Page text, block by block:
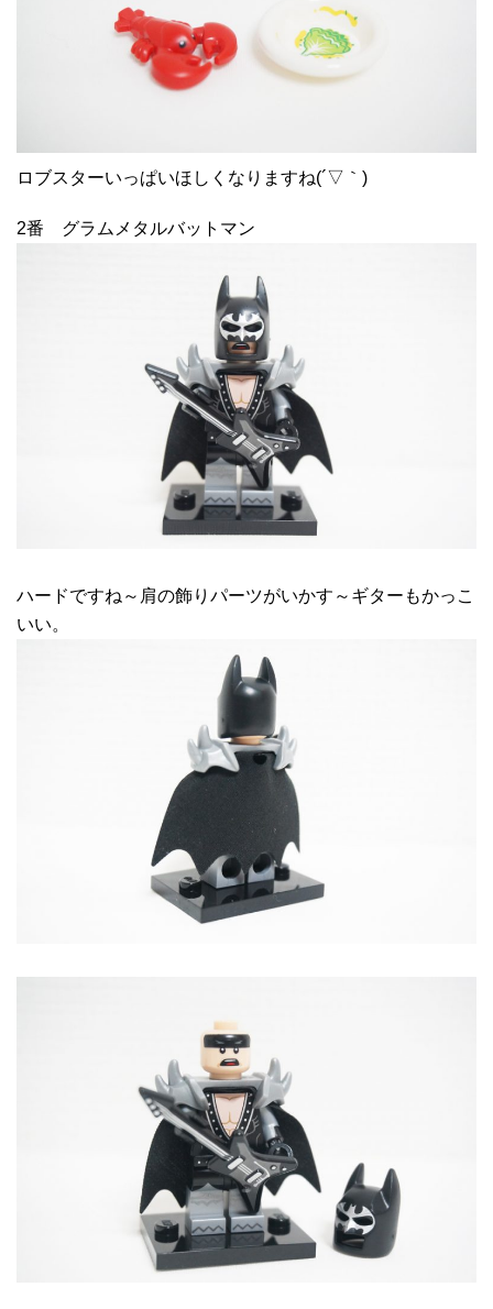
ロブスターいっぱいほしくなりますね(´▽｀)
2番 グラムメタルバットマン
ハードですね～肩の飾りパーツがいかす～ギターもかっこ
いい。